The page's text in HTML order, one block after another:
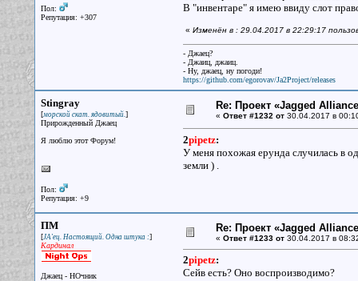
Пол:
Репутация: +307
В "инвентаре" я имею ввиду слот
« Изменён в : 29.04.2017 в 22:29:17
- Джаец?
- Джаиц, джаиц.
- Ну, джаец, ну погоди!
https://github.com/egorovav/Ja2Project/releases
Stingray
[морской скат. ядовитый.]
Прирожденный Джаец
Я люблю этот Форум!
Пол:
Репутация: +9
Re: Проект «Jagged
« Ответ #1232 от30.04.2017 в
2pipetz:
У меня похожая ерунда случилась в
земли ) .
ПМ
[JA'ец. Настоящий. Одна штука :]
Кардинал
Джаец - НОчник
Re: Проект «Jagged
« Ответ #1233 от30.04.2017 в
2pipetz:
Сейв есть? Оно воспроизводимо?